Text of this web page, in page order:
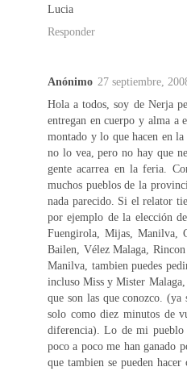
Lucia
Responder
Anónimo 27 septiembre,
Hola a todos, soy de Nerja
entregan en cuerpo y alma a
montado y lo que hacen en
no lo vea, pero no hay que
gente acarrea en la feria.
muchos pueblos de la
nada parecido. Si el relator
por ejemplo de la elección
Fuengirola, Mijas, Manilva,
Bailen, Vélez Malaga,
Manilva, tambien puedes
incluso Miss y Mister
que son las que conozco. (ya
solo como diez minutos de
diferencia). Lo de mi pueblo
poco a poco me han ganado
que tambien se pueden